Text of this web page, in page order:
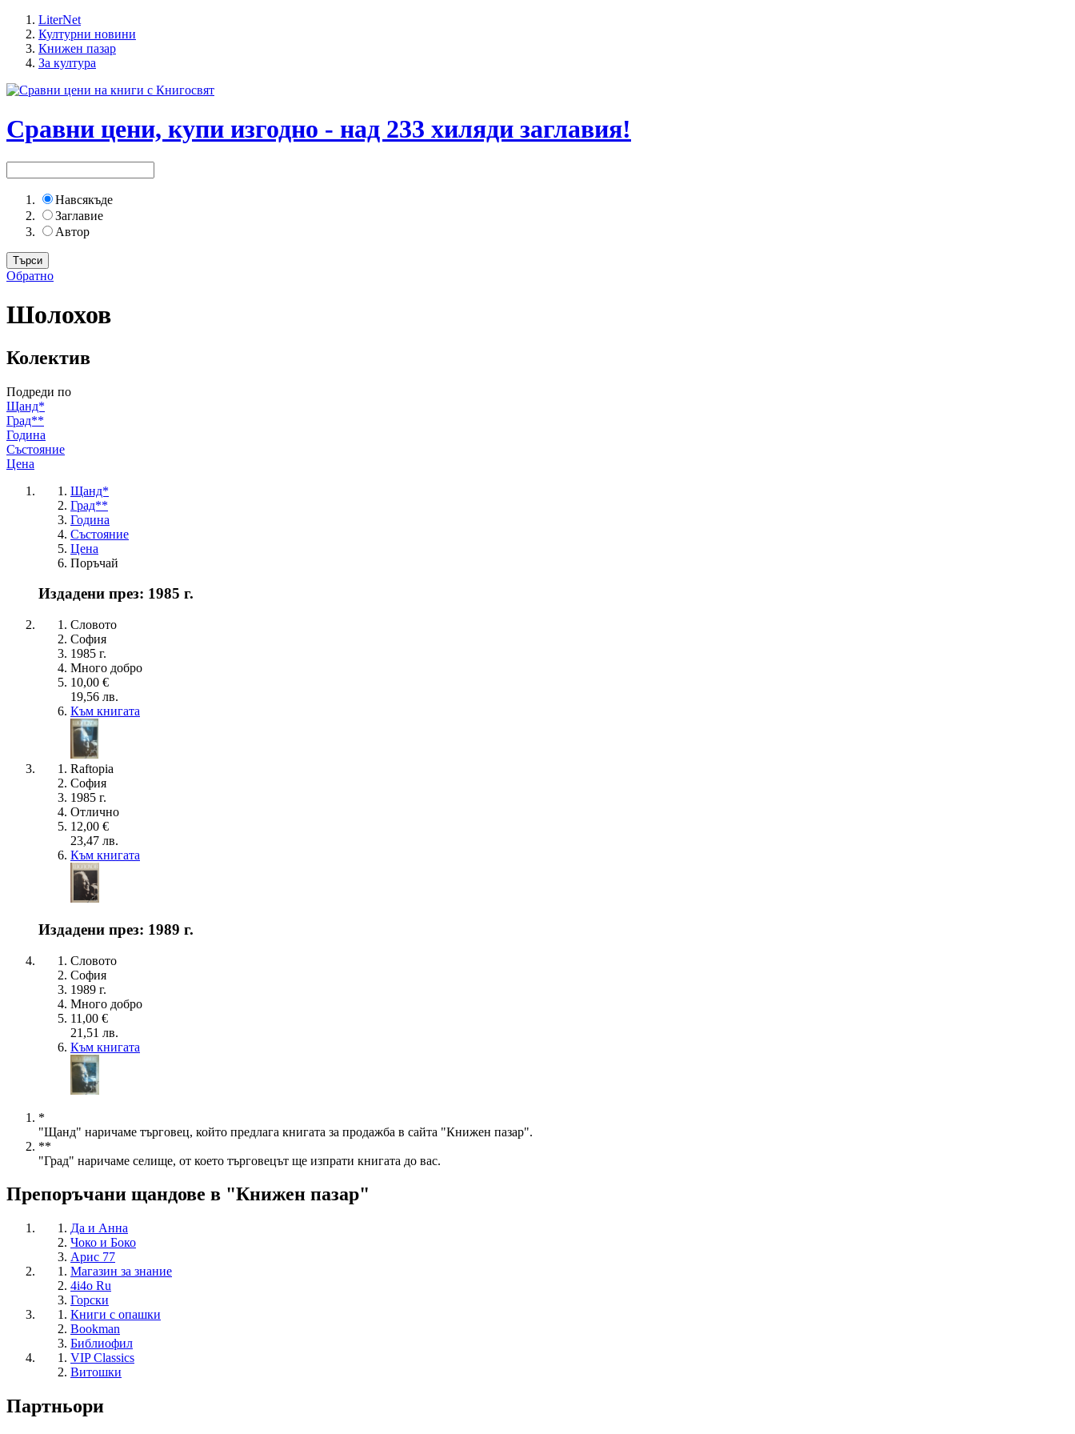
LiterNet
Културни новини
Книжен пазар
За култура
Сравни цени, купи изгодно - над 233 хиляди заглавия!
Навсякъде
Заглавие
Автор
Обратно
Шолохов
Колектив
Подреди по
Щанд*
Град**
Година
Състояние
Цена
Щанд*
Град**
Година
Състояние
Цена
Поръчай
Издадени през: 1985 г.
Словото
София
1985 г.
Много добро
10,00 €
19,56 лв.
Към книгата
Raftopia
София
1985 г.
Отлично
12,00 €
23,47 лв.
Към книгата
Издадени през: 1989 г.
Словото
София
1989 г.
Много добро
11,00 €
21,51 лв.
Към книгата
*
"Щанд" наричаме търговец, който предлага книгата за продажба в сайта "Книжен пазар".
**
"Град" наричаме селище, от което търговецът ще изпрати книгата до вас.
Препоръчани щандове в "Книжен пазар"
Да и Анна
Чоко и Боко
Арис 77
Магазин за знание
4i4o Ru
Горски
Книги с опашки
Bookman
Библиофил
VIP Classics
Витошки
Партньори